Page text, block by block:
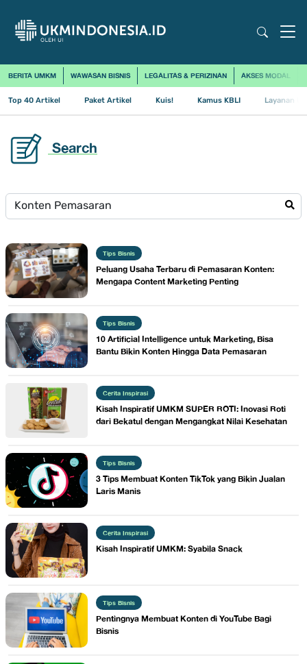
BERITA UMKM WAWASAN BISNIS LEGALITAS & PERIZINAN AKSES MODAL
Top 40 Artikel Paket Artikel Kuis! Kamus KBLI Layanan
Search
Tips Bisnis
Peluang Usaha Terbaru di Pemasaran Konten:
Mengapa Content Marketing Penting
Tips Bisnis
10 Artificial Intelligence untuk Marketing, Bisa
Bantu Bikin Konten Hingga Data Pemasaran
Cerita Inspirasi
Kisah Inspiratif UMKM ​SUPER ROTI: Inovasi Roti
dari Bekatul dengan Mengangkat Nilai Kesehatan
Tips Bisnis
​3 Tips Membuat Konten TikTok yang Bikin Jualan
Laris Manis
Cerita Inspirasi
Kisah Inspiratif UMKM: Syabila Snack
Tips Bisnis
​Pentingnya Membuat Konten di YouTube Bagi
Bisnis